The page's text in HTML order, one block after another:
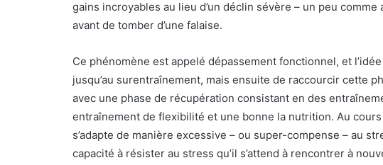
gains incroyables au lieu d’un déclin sévère – un peu
avant de tomber d’une falaise.
Ce phénomène est appelé dépassement fonctionnel, et
jusqu’au surentraînement, mais ensuite de raccourcir cette
avec une phase de récupération consistant en des
entraînement de flexibilité et une bonne la nutrition. Au
s’adapte de manière excessive – ou super-compense – au
capacité à résister au stress qu’il s’attend à rencontrer à